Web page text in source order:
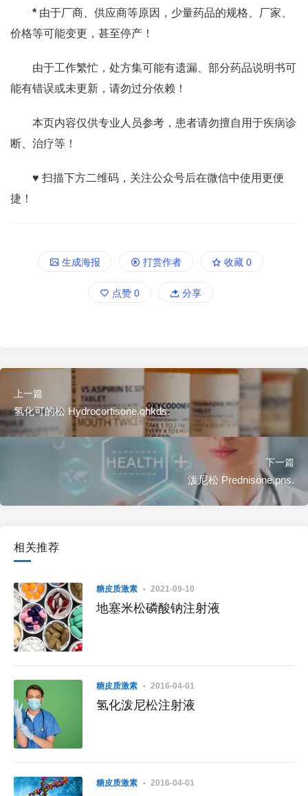
* 由于厂商、供应商等原因，少量药品的规格、厂家、
价格等可能变更，甚至停产！
由于工作繁忙，处方集可能有遗漏、部分药品说明书可
能有错误或未更新，请勿过分依赖！
本页内容仅供专业人员参考，患者请勿擅自用于疾病诊
断、治疗等！
♥ 扫描下方二维码，关注公众号后在微信中使用更便
捷！
生成海报 打赏作者 收藏 0
点赞 0 分享
上一篇
氢化可的松 Hydrocortisone.qhkds.
下一篇
泼尼松 Prednisone.pns.
相关推荐
糖皮质激素 2021-09-10
地塞米松磷酸钠注射液
糖皮质激素 2016-04-01
氢化泼尼松注射液
糖皮质激素 2016-04-01